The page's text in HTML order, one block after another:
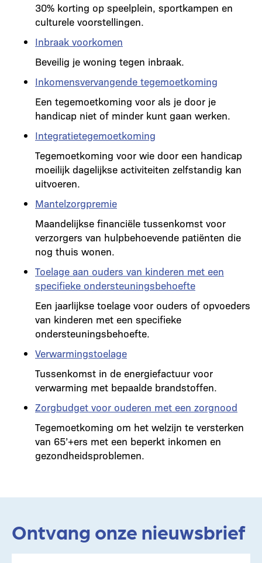
30% korting op speelplein, sportkampen en
culturele voorstellingen.
Inbraak voorkomen
Beveilig je woning tegen inbraak.
Inkomensvervangende tegemoetkoming
Een tegemoetkoming voor als je door je
handicap niet of minder kunt gaan werken.
Integratietegemoetkoming
Tegemoetkoming voor wie door een handicap
moeilijk dagelijkse activiteiten zelfstandig kan
uitvoeren.
Mantelzorgpremie
Maandelijkse financiële tussenkomst voor
verzorgers van hulpbehoevende patiënten die
nog thuis wonen.
Toelage aan ouders van kinderen met een
specifieke ondersteuningsbehoefte
Een jaarlijkse toelage voor ouders of opvoeders
van kinderen met een specifieke
ondersteuningsbehoefte.
Verwarmingstoelage
Tussenkomst in de energiefactuur voor
verwarming met bepaalde brandstoffen.
Zorgbudget voor ouderen met een zorgnood
Tegemoetkoming om het welzijn te versterken
van 65’+ers met een beperkt inkomen en
gezondheidsproblemen.
Ontvang onze nieuwsbrief